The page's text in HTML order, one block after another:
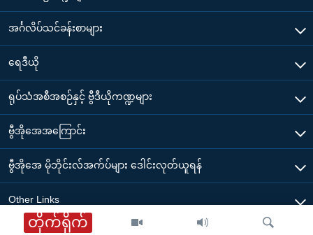
တိုက်ရိုက်
အင်္ဂလိပ်သင်ခန်းစာများ
ရေဒီယို
ရုပ်သံအစီအစဉ်နှင့် ဗွီဒီယိုကဏ္ဍများ
ဗွီအိုအေအကြောင်း
ဗွီအိုအေ မိုဘိုင်းလ်အက်ပ်များ ဒေါင်းလုတ်ယူရန်
Other Links